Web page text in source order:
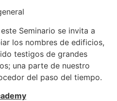
Seminario se invita a
los nombres de edificios,
testigos de grandes
una parte de nuestro
del paso del tiempo.